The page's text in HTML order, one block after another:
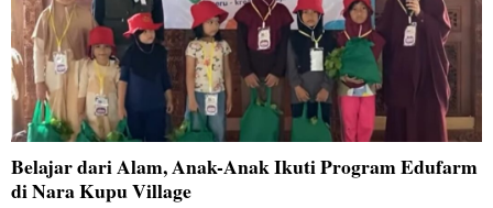
Belajar dari Alam, Anak-Anak Ikuti Program Edufarm
di Nara Kupu Village